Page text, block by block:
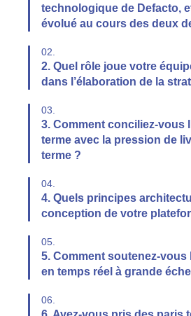
technologique de Defacto,
évolué au cours des deux
02.
2. Quel rôle joue votre
dans l’élaboration de la
03.
3. Comment conciliez-vous
terme avec la pression de
terme ?
04.
4. Quels principes
conception de votre
05.
5. Comment soutenez-vous
en temps réel à grande
06.